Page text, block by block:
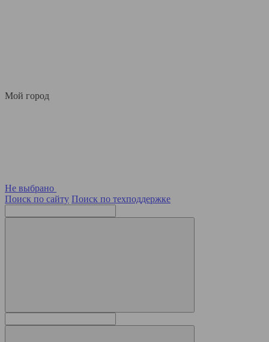
Мой город
Не выбрано
Поиск по сайту Поиск по техподдержке